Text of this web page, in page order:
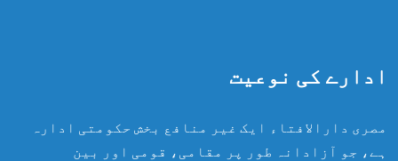
ادارے کی نوعیت
مصری دارالافتاء ایک غیر منافع بخش حکومتی ادارہ
ہے، جو آزادانہ طور پر مقامی، قومی اور بین